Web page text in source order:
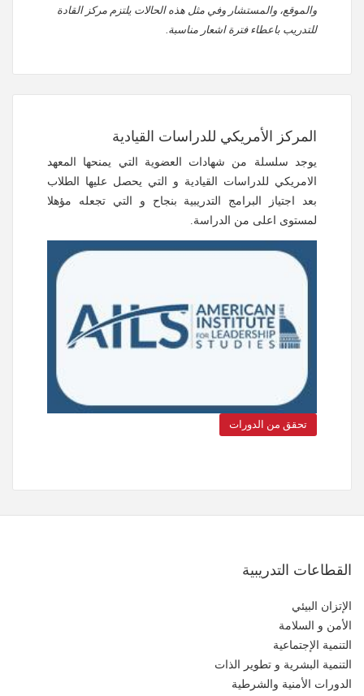
والموقع، والمستشار وفي مثل هذه الحالات يلتزم مركز القادة
للتدريب باعطاء فترة اشعار مناسبة.
المركز الأمريكي للدراسات القيادية
يوجد سلسلة من شهادات العضوية التي يمنحها المعهد
الامريكي للدراسات القيادية و التي يحصل عليها الطلاب
بعد اجتياز البرامج التدريبية بنجاح و التي تجعله مؤهلا
لمستوى اعلى من الدراسة.
تحقق من الدورات
القطاعات التدريبية
الإتزان البيئي
الأمن و السلامة
التنمية الإجتماعية
التنمية البشرية و تطوير الذات
الدورات الأمنية والشرطية